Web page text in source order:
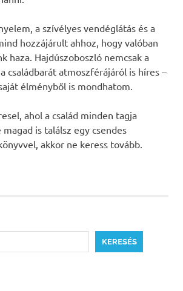
a szívélyes vendéglátás és a
hozzájárult ahhoz, hogy valóban
haza. Hajdúszoboszló nemcsak a
családbarát atmoszférájáról is híres –
élményből is mondhatom.
ahol a család minden tagja
is találsz egy csendes
akkor ne keress tovább.
KERESÉS